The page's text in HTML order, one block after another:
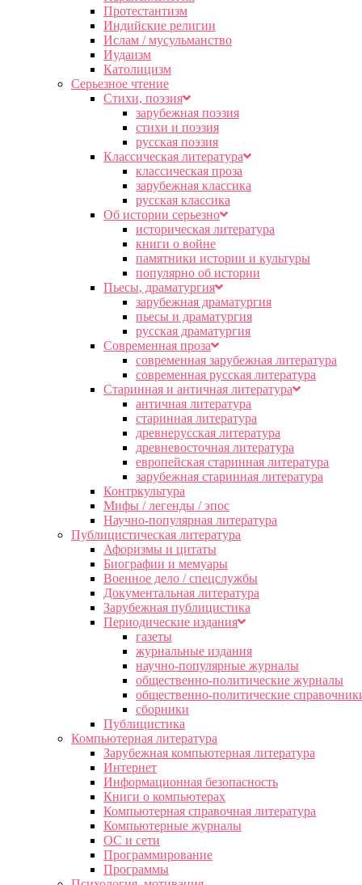
Протестантизм
Индийские религии
Ислам / мусульманство
Иудаизм
Католицизм
Серьезное чтение
Cтихи, поэзия
зарубежная поэзия
стихи и поэзия
русская поэзия
Классическая литература
классическая проза
зарубежная классика
русская классика
Об истории серьезно
историческая литература
книги о войне
памятники истории и культуры
популярно об истории
Пьесы, драматургия
зарубежная драматургия
пьесы и драматургия
русская драматургия
Современная проза
современная зарубежная литература
современная русская литература
Старинная и античная литература
античная литература
старинная литература
древнерусская литература
древневосточная литература
европейская старинная литература
зарубежная старинная литература
Контркультура
Мифы / легенды / эпос
Научно-популярная литература
Публицистическая литература
Афоризмы и цитаты
Биографии и мемуары
Военное дело / спецслужбы
Документальная литература
Зарубежная публицистика
Периодические издания
газеты
журнальные издания
научно-популярные журналы
общественно-политические журналы
общественно-политические
сборники
Публицистика
Компьютерная литература
Зарубежная компьютерная литература
Интернет
Информационная безопасность
Книги о компьютерах
Компьютерная справочная литература
Компьютерные журналы
ОС и сети
Программирование
Программы